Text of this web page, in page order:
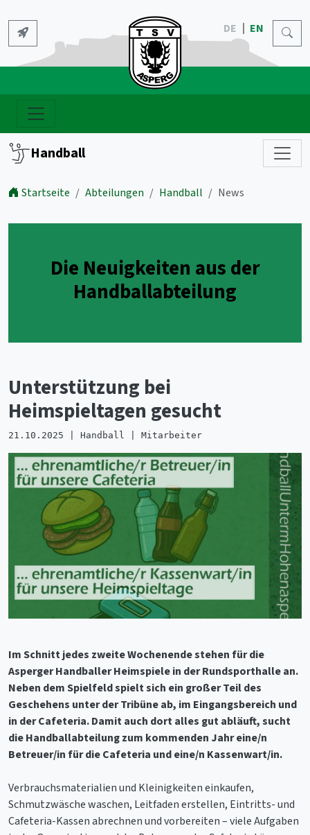
DE EN
Handball
Startseite Abteilungen Handball News
Die Neuigkeiten aus der
Handballabteilung
Unterstützung bei
Heimspieltagen gesucht
21.10.2025 | Handball | Mitarbeiter
Im Schnitt jedes zweite Wochenende stehen für die
Asperger Handballer Heimspiele in der Rundsporthalle an.
Neben dem Spielfeld spielt sich ein großer Teil des
Geschehens unter der Tribüne ab, im Eingangsbereich und
in der Cafeteria. Damit auch dort alles gut abläuft, sucht
die Handballabteilung zum kommenden Jahr eine/n
Betreuer/in für die Cafeteria und eine/n Kassenwart/in.
Verbrauchsmaterialien und Kleinigkeiten einkaufen,
Schmutzwäsche waschen, Leitfaden erstellen, Eintritts- und
Cafeteria-Kassen abrechnen und vorbereiten – viele Aufgaben